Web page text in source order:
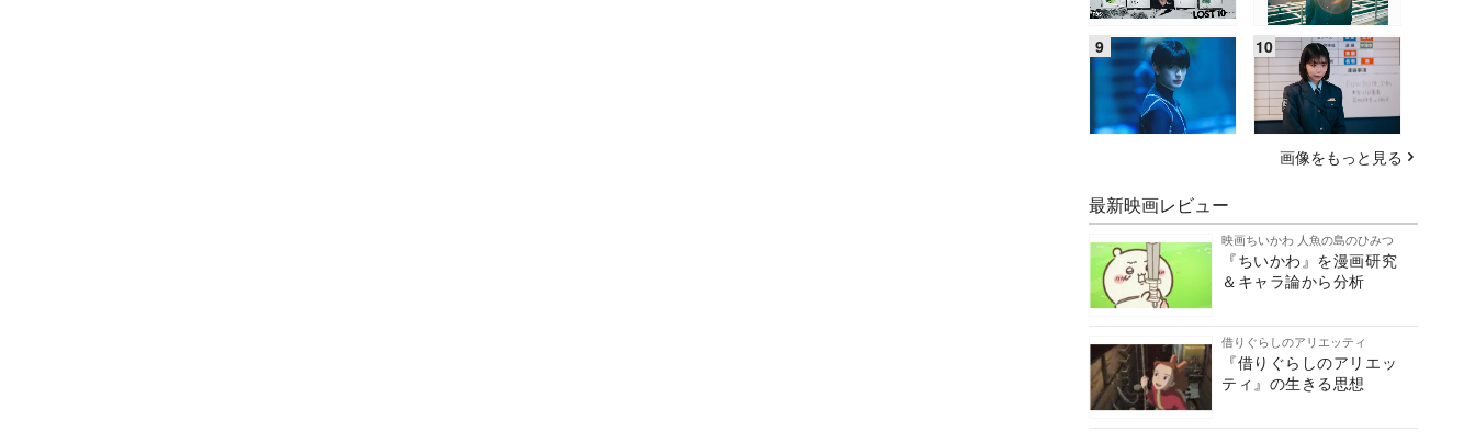
画像をもっと見る
最新映画レビュー
映画ちいかわ 人魚の島のひみつ
『ちいかわ』を漫画研究
＆キャラ論から分析
借りぐらしのアリエッティ
『借りぐらしのアリエッ
ティ』の生きる思想